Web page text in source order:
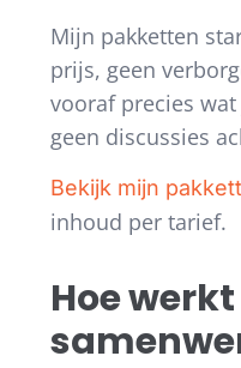
Mijn pakketten
prijs, geen
vooraf precies
geen discussies
Bekijk mijn
inhoud per tarief.
Hoe